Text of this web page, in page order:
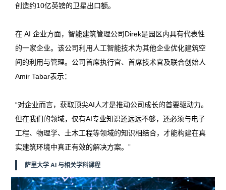
创造约10亿英镑的卫星出口额。
在 AI 企业方面，智能建筑管理公司Direk是园区内具有代表性
的一家企业。该公司利用人工智能技术为其他企业优化建筑空
间的利用与管理。公司首席执行官、首席技术官及联合创始人
Amir Tabar表示：
“对企业而言，获取顶尖AI人才是推动公司成长的首要驱动力。
但在我们的领域，仅有AI专业知识还远远不够，还必须与电子
工程、物理学、土木工程等领域的知识相结合，才能构建在真
实建筑环境中真正有效的解决方案。”
萨里大学 AI 与相关学科课程